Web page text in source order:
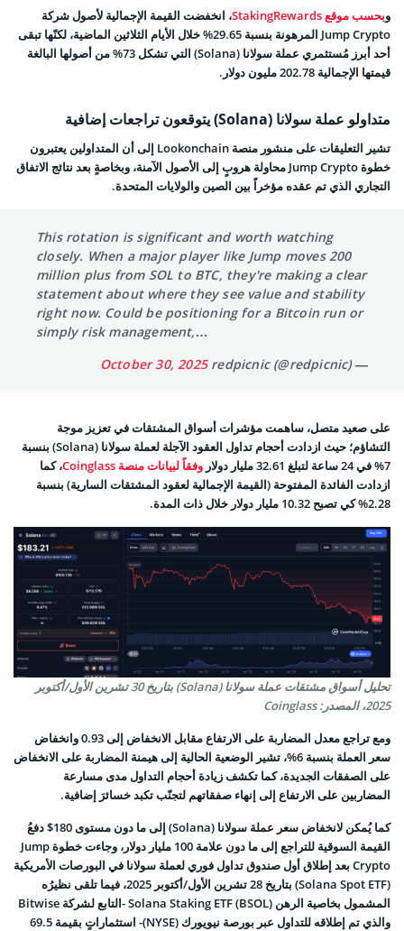
وبحسب موقع StakingRewards
، انخفضت القيمة الإجمالية لأصول شركة
Jump Crypto المرهونة بنسبة 29.65% خلال الأيام الثلاثين الماضية، لكنّها تبقى
أحد أبرز مُستثمري عملة سولانا (Solana) التي تشكل 73% من أصولها البالغة
قيمتها الإجمالية 202.78 مليون دولار.
متداولو عملة سولانا (Solana) يتوقعون تراجعات إضافية
تشير التعليقات على منشور منصة Lookonchain إلى أن المتداولين يعتبرون
خطوة Jump Crypto محاولة هروبٍ إلى الأصول الآمنة، وبخاصةٍ بعد نتائج الاتفاق
التجاري الذي تم عقده مؤخراً بين الصين والولايات المتحدة.
This rotation is significant and worth watching
closely. When a major player like Jump moves 200
million plus from SOL to BTC, they're making a clear
statement about where they see value and stability
right now. Could be positioning for a Bitcoin run or
simply risk management,…
— redpicnic (@redpicnic)
October 30, 2025
على صعيد متصل، ساهمت مؤشرات أسواق المشتقات في تعزيز موجة
التشاؤم؛ حيث ازدادت أحجام تداول العقود الآجلة لعملة سولانا (Solana) بنسبة
7% في 24 ساعة لتبلغ 32.61 مليار دولار
وفقاً لبيانات منصة Coinglass
، كما
ازدادت الفائدة المفتوحة (القيمة الإجمالية لعقود المشتقات السارية) بنسبة
2.28% كي تصبح 10.32 مليار دولار خلال ذات المدة.
تحليل أسواق مشتقات عملة سولانا (Solana) بتاريخ 30 تشرين الأول/أكتوبر
2025، المصدر: Coinglass
ومع تراجع معدل المضاربة على الارتفاع مقابل الانخفاض إلى 0.93 وانخفاض
سعر العملة بنسبة 6%، تشير الوضعية الحالية إلى هيمنة المضاربة على الانخفاض
على الصفقات الجديدة، كما تكشف زيادة أحجام التداول مدى مسارعة
المضاربين على الارتفاع إلى إنهاء صفقاتهم لتجنّب تكبد خسائرَ إضافية.
كما يُمكن لانخفاض سعر عملة سولانا (Solana) إلى ما دون مستوى 180$ دفعُ
القيمة السوقية للتراجع إلى ما دون علامة 100 مليار دولار، وجاءت خطوة Jump
Crypto بعد إطلاق أول صندوق تداول فوري لعملة سولانا في البورصات الأمريكية
(Solana Spot ETF) بتاريخ 28 تشرين الأول/أكتوبر 2025، فيما تلقى نظيرُه
المشمول بخاصية الرهن Solana Staking ETF (BSOL)
-التابع لشركة Bitwise
والذي تم إطلاقه للتداول عبر بورصة نيويورك (NYSE)- استثماراتٍ بقيمة 69.5